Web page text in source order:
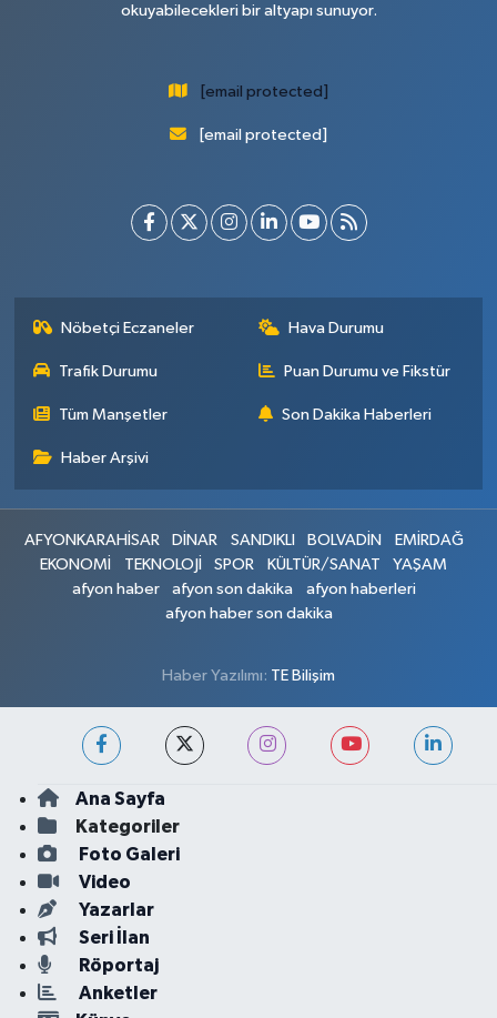
okuyabilecekleri bir altyapı sunuyor.
[email protected]
[email protected]
Nöbetçi Eczaneler Hava Durumu
Trafik Durumu Puan Durumu ve Fikstür
Tüm Manşetler Son Dakika Haberleri
Haber Arşivi
AFYONKARAHİSAR DİNAR SANDIKLI BOLVADİN
EMİRDAĞ
EKONOMİ
TEKNOLOJİ SPOR KÜLTÜR/SANAT
YAŞAM
afyon haber
afyon son dakika
afyon haberleri
afyon haber son dakika
Haber Yazılımı: TE Bilişim
Ana Sayfa
Kategoriler
Foto Galeri
Video
Yazarlar
Seri İlan
Röportaj
Anketler